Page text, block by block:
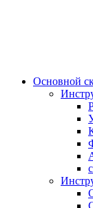
Основной